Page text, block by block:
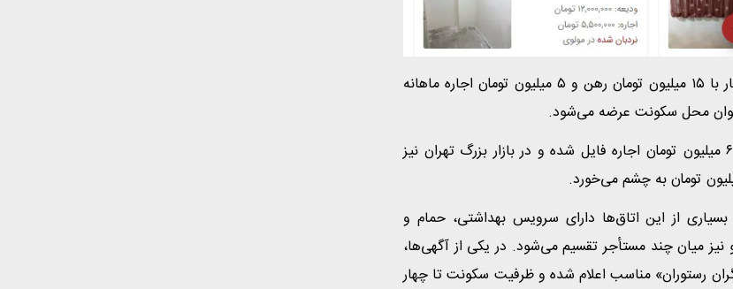
در میان فایل‌های منتشرشده، اتاقی ۴ متری در محدوده محله دکتر هوشیار با ۱۵ میلیون تومان رهن و ۵ میلیون تومان اجاره ماهانه
محل سکونت عرضه می‌شود.
همچنین در شهرک غرب، یک اتاق ۸ متری با ۴۰ میلیون تومان ودیعه و ۶ میلیون تومان اجاره فایل شده و در بازار بزرگ تهران نیز
از این اتاق‌ها دارای سرویس بهداشتی، حمام و
میان چند مستأجر تقسیم می‌شود. در یکی از آگهی‌ها،
کارگران رستوران» مناسب اعلام شده و ظرفیت سکونت تا چهار